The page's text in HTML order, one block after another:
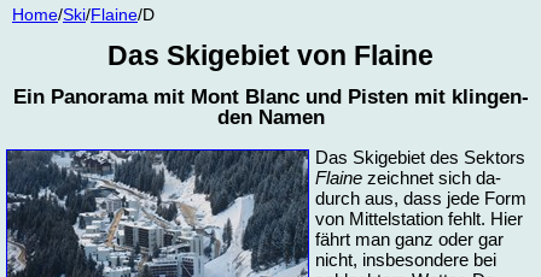
Home/Ski/Flaine/D
Das Ski­ge­biet von Flaine
Ein Pa­n­ora­ma mit Mont Blanc und Pis­ten mit klin­gen­
den Na­men
Das Ski­ge­biet des Sek­tors
Flaine zeich­net sich da­
durch aus, dass je­de Form
von Mit­tel­sta­ti­on fehlt. Hier
fährt man ganz oder gar
nicht, ins­be­son­de­re bei